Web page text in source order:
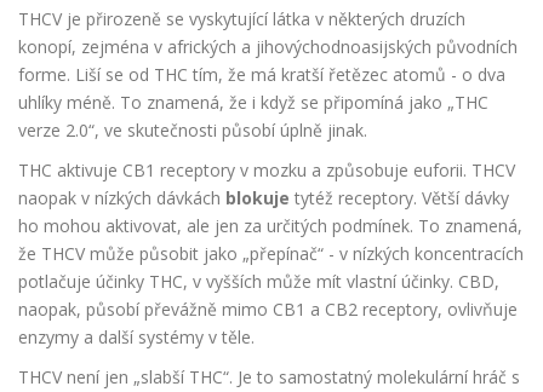
THCV je přirozeně se vyskytující látka v některých druzích
konopí, zejména v afrických a jihovýchodnoasijských původních
forme. Liší se od THC tím, že má kratší řetězec atomů - o dva
uhlíky méně. To znamená, že i když se připomíná jako „THC
verze 2.0“, ve skutečnosti působí úplně jinak.
THC aktivuje CB1 receptory v mozku a způsobuje euforii. THCV
naopak v nízkých dávkách blokuje tytéž receptory. Větší dávky
ho mohou aktivovat, ale jen za určitých podmínek. To znamená,
že THCV může působit jako „přepínač“ - v nízkých koncentracích
potlačuje účinky THC, v vyšších může mít vlastní účinky. CBD,
naopak, působí převážně mimo CB1 a CB2 receptory, ovlivňuje
enzymy a další systémy v těle.
THCV není jen „slabší THC“. Je to samostatný molekulární hráč s